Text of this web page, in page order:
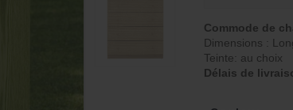
Commode de
Dimensions :
Teinte: au choix
Délais de